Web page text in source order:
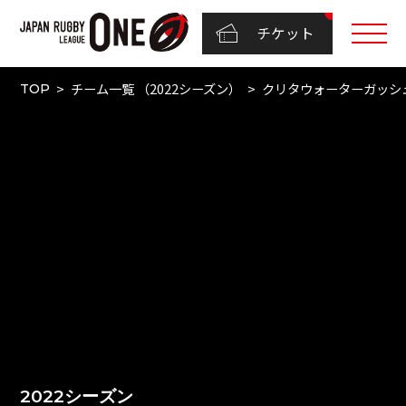
チケット
TOP チーム一覧 （2022シーズン） クリタウォーターガッシ
2022シーズン